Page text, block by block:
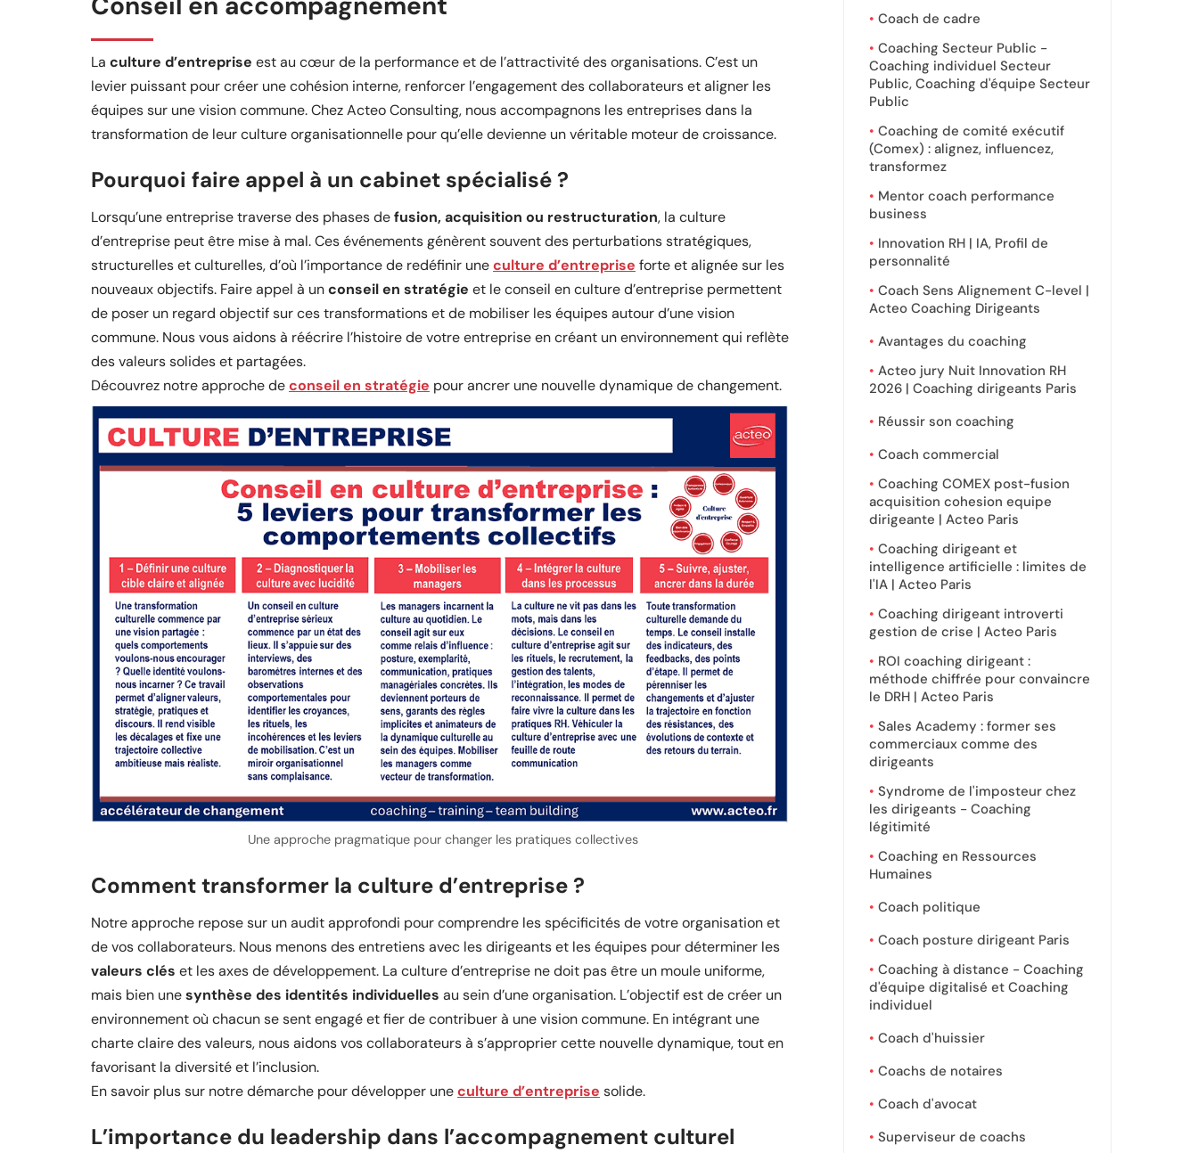
La culture d’entreprise est au cœur de la performance et de l’attractivité des organisations. C’est un
levier puissant pour créer une cohésion interne, renforcer l’engagement des collaborateurs et aligner les
équipes sur une vision commune. Chez Acteo Consulting, nous accompagnons les entreprises dans la
transformation de leur culture organisationnelle pour qu’elle devienne un véritable moteur de croissance.
Pourquoi faire appel à un cabinet spécialisé ?
Lorsqu’une entreprise traverse des phases defusion, acquisition ou restructuration, la culture
d’entreprise peut être mise à mal. Ces événements génèrent souvent des perturbations stratégiques,
structurelles et culturelles, d’où l’importance de redéfinir uneculture d’entreprise forte et alignée sur les
nouveaux objectifs. Faire appel à unconseil en stratégie et le conseil en culture d’entreprise permettent
de poser un regard objectif sur ces transformations et de mobiliser les équipes autour d’une vision
commune. Nous vous aidons à réécrire l’histoire de votre entreprise en créant un environnement qui reflète
des valeurs solides et partagées.
Découvrez notre approche deconseil en stratégie pour ancrer une nouvelle dynamique de changement.
Une approche pragmatique pour changer les pratiques collectives
Comment transformer la culture d’entreprise ?
Notre approche repose sur un audit approfondi pour comprendre les spécificités de votre organisation et
de vos collaborateurs. Nous menons des entretiens avec les dirigeants et les équipes pour déterminer les
valeurs clés et les axes de développement. La culture d’entreprise ne doit pas être un moule uniforme,
mais bien unesynthèse des identités individuelles au sein d’une organisation. L’objectif est de créer un
environnement où chacun se sent engagé et fier de contribuer à une vision commune. En intégrant une
charte claire des valeurs, nous aidons vos collaborateurs à s’approprier cette nouvelle dynamique, tout en
favorisant la diversité et l’inclusion.
En savoir plus sur notre démarche pour développer uneculture d’entreprise solide.
L’importance du leadership dans l’accompagnement culturel
Coach de cadre
Coaching Secteur Public -
Coaching individuel Secteur
Public, Coaching d'équipe Secteur
Public
Coaching de comité exécutif
(Comex) : alignez, influencez,
transformez
Mentor coach performance
business
Innovation RH | IA, Profil de
personnalité
Coach Sens Alignement C-level |
Acteo Coaching Dirigeants
Avantages du coaching
Acteo jury Nuit Innovation RH
2026 | Coaching dirigeants Paris
Réussir son coaching
Coach commercial
Coaching COMEX post-fusion
acquisition cohesion equipe
dirigeante | Acteo Paris
Coaching dirigeant et
intelligence artificielle : limites de
l'IA | Acteo Paris
Coaching dirigeant introverti
gestion de crise | Acteo Paris
ROI coaching dirigeant :
méthode chiffrée pour convaincre
le DRH | Acteo Paris
Sales Academy : former ses
commerciaux comme des
dirigeants
Syndrome de l'imposteur chez
les dirigeants - Coaching
légitimité
Coaching en Ressources
Humaines
Coach politique
Coach posture dirigeant Paris
Coaching à distance - Coaching
d'équipe digitalisé et Coaching
individuel
Coach d'huissier
Coachs de notaires
Coach d'avocat
Superviseur de coachs